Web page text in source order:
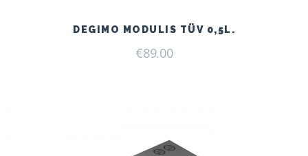
DEGIMO MODULIS TÜV 0,5L.
€89.00